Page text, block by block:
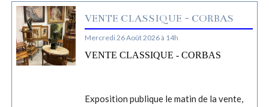
VENTE CLASSIQUE - CORBAS
Mercredi 26 Août 2026 à 14h
VENTE CLASSIQUE - CORBAS
Exposition publique le matin de la vente,